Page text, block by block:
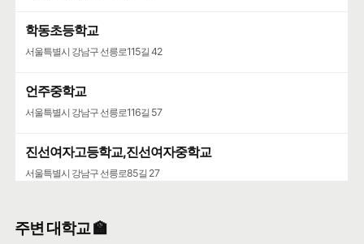
학동초등학교
서울특별시 강남구 선릉로115길 42
언주중학교
서울특별시 강남구 선릉로116길 57
진선여자고등학교,진선여자중학교
서울특별시 강남구 선릉로85길 27
서울특별시 강남구 선릉로 742
주변 대학교 🏫